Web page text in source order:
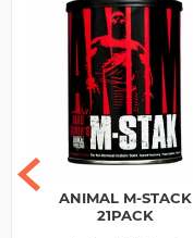
ANIMAL M-STACK
21PACK